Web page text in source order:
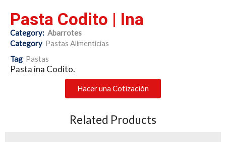
Pasta Codito | Ina
Category: Abarrotes
Category Pastas Alimenticias
Tag Pastas
Pasta ina Codito.
Hacer una Cotización
Related Products